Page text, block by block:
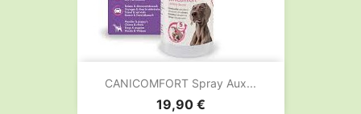
CANICOMFORT Spray Aux...
Prix
19,90 €